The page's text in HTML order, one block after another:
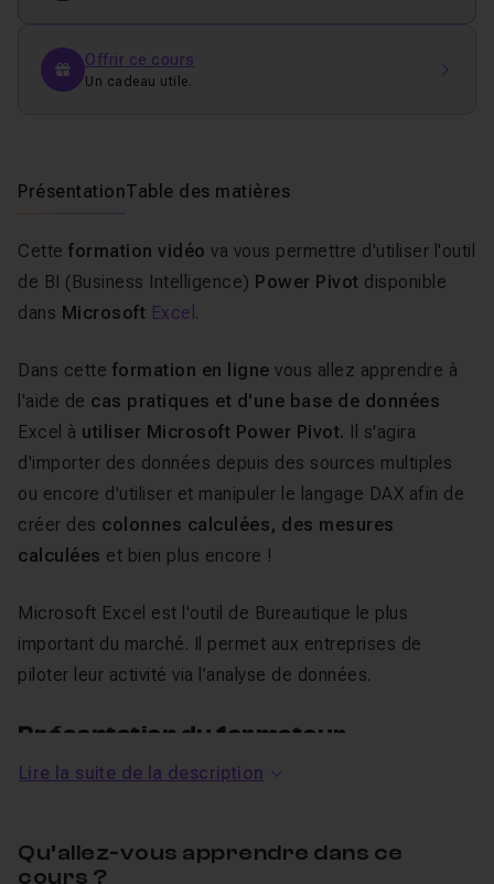
Offrir ce cours
Un cadeau utile.
PrésentationTable des matières
Cette formation vidéo va vous permettre d'utiliser l'outil
de BI (Business Intelligence) Power Pivot disponible
dans Microsoft Excel .
Dans cette formation en ligne vous allez apprendre à
l'aide de cas pratiques et d'une base de données
Excel à utiliser Microsoft Power Pivot. Il s'agira
d'importer des données depuis des sources multiples
ou encore d'utiliser et manipuler le langage DAX afin de
créer des colonnes calculées, des mesures
calculées et bien plus encore !
Microsoft Excel est l'outil de Bureautique le plus
important du marché. Il permet aux entreprises de
piloter leur activité via l’analyse de données.
Présentation du formateur
je suis aussiconsultant, expert et formateurdans ce
Lire la suite de la description
Qu’allez-vous apprendre dans ce
cours ?